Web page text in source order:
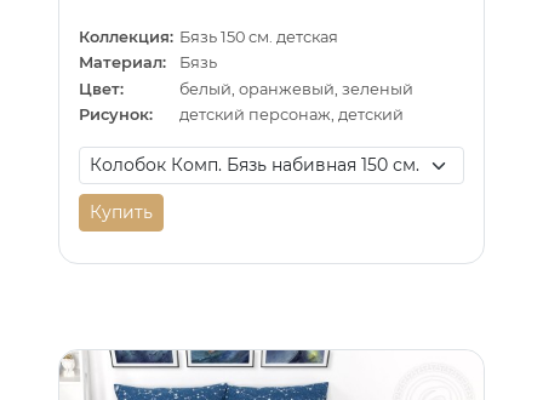
Коллекция: Бязь 150 см. детская
Материал:
Бязь
Цвет:
белый, оранжевый, зеленый
Рисунок:
детский персонаж, детский
Купить